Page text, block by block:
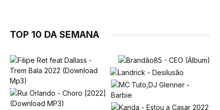
TOP 10 DA SEMANA